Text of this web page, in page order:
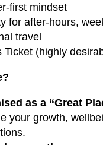
first mindset
for after-hours,
travel
Ticket (highly
as a “Great
your growth,